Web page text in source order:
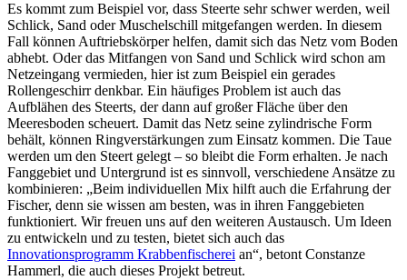
Es kommt zum Beispiel vor, dass Steerte sehr schwer werden, weil
Schlick, Sand oder Muschelschill mitgefangen werden. In diesem
Fall können Auftriebskörper helfen, damit sich das Netz vom Boden
abhebt. Oder das Mitfangen von Sand und Schlick wird schon am
Netzeingang vermieden, hier ist zum Beispiel ein gerades
Rollengeschirr denkbar. Ein häufiges Problem ist auch das
Aufblähen des Steerts, der dann auf großer Fläche über den
Meeresboden scheuert. Damit das Netz seine zylindrische Form
behält, können Ringverstärkungen zum Einsatz kommen. Die Taue
werden um den Steert gelegt – so bleibt die Form erhalten. Je nach
Fanggebiet und Untergrund ist es sinnvoll, verschiedene Ansätze zu
kombinieren: „Beim individuellen Mix hilft auch die Erfahrung der
Fischer, denn sie wissen am besten, was in ihren Fanggebieten
funktioniert. Wir freuen uns auf den weiteren Austausch. Um Ideen
zu entwickeln und zu testen, bietet sich auch das
Innovationsprogramm Krabbenfischerei an“, betont Constanze
Hammerl, die auch dieses Projekt betreut.